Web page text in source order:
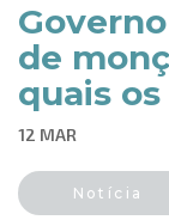
de
quais
12 MAR
Notícia